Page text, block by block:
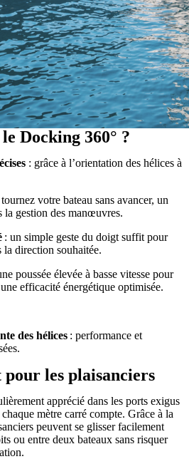
Docking 360° ?
: grâce à l’orientation des hélices à
tournez votre bateau sans avancer, un
la gestion des manœuvres.
: un simple geste du doigt suffit pour
la direction souhaitée.
poussée élevée à basse vitesse pour
efficacité énergétique optimisée.
des hélices : performance et
pour les plaisanciers
apprécié dans les ports exigus
mètre carré compte. Grâce à la
peuvent se glisser facilement
ou entre deux bateaux sans risquer